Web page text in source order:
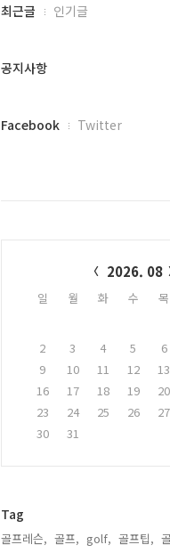
최
과
글
최근글 인기글
공지사항
페
Facebook Twitter
2026. 08
일 월 화 수 목
2
3 4 5 6
9
10 11 12 13
16
17 18 19 20
23
24 25 26 27
30
31
Tag
골프레슨, 골프, golf, 골프팁,